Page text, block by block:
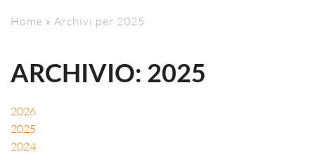
Home » Archivi per 2025
ARCHIVIO: 2025
2026
2025
2024